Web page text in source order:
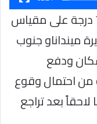
وضرب الزلزال، الذي بلغت قوته 7.8 درجة على مقياس
مينداناو جنوب
ودفع
من احتمال وقوع
بعد تراجع